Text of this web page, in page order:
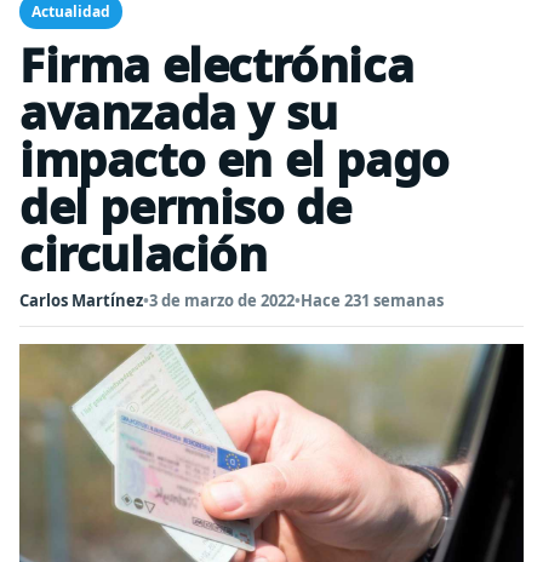
Actualidad
Firma electrónica
avanzada y su
impacto en el pago
del permiso de
circulación
Carlos Martínez•3 de marzo de 2022•Hace 231 semanas